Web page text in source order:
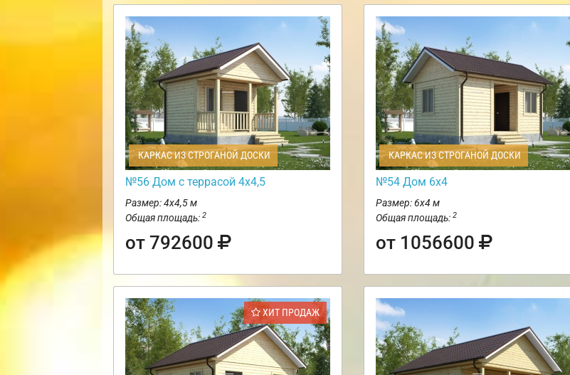
КАРКАС ИЗ СТРОГАНОЙ ДОСКИ
№56 Дом с террасой 4х4,5
Размер: 4х4,5 м
Общая площадь: 2
от 792600
КАРКАС ИЗ СТРОГАНОЙ ДОСКИ
№54 Дом 6х4
Размер: 6х4 м
Общая площадь: 2
от 1056600
ХИТ ПРОДАЖ